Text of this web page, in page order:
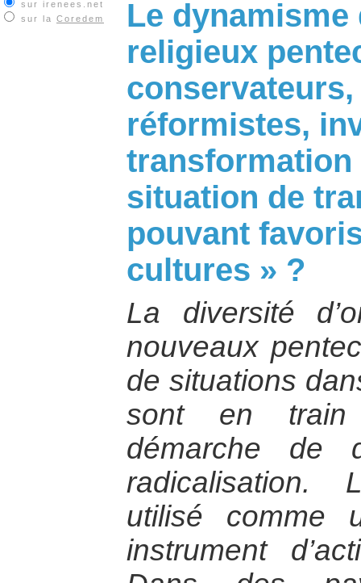
sur irenees.net
sur la Coredem
Le
religieux
réformistes,
transformation
situation de
pouvant
cultures » ?
La diversité
nouveaux
de situations
sont en
démarche de
radicalisation.
utilisé comme
instrument